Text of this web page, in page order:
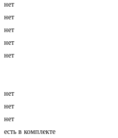
нет
нет
нет
нет
нет
нет
нет
нет
есть в комплекте